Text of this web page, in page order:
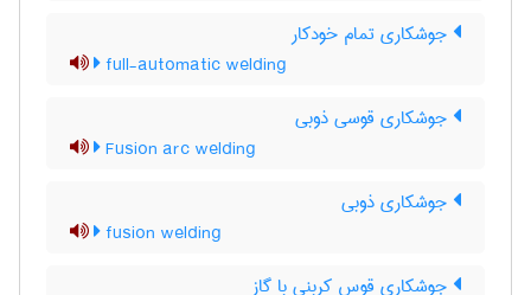
جوشکاری تمام خودکار
full-automatic welding
جوشکاری قوسی ذوبی
Fusion arc welding
جوشکاری ذوبی
fusion welding
جوشکاری قوس کربنی با گاز